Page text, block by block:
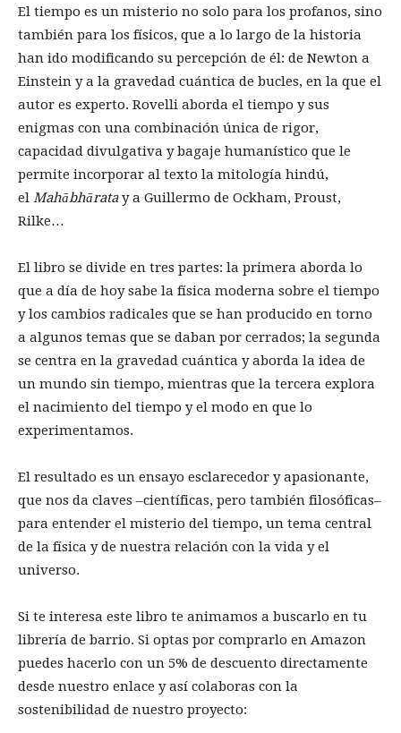
El tiempo es un misterio no solo para los profanos, sino
también para los físicos, que a lo largo de la historia
han ido modificando su percepción de él: de Newton a
Einstein y a la gravedad cuántica de bucles, en la que el
autor es experto. Rovelli aborda el tiempo y sus
enigmas con una combinación única de rigor,
capacidad divulgativa y bagaje humanístico que le
permite incorporar al texto la mitología hindú,
el Mahābhāratay a Guillermo de Ockham, Proust,
Rilke…
El libro se divide en tres partes: la primera aborda lo
que a día de hoy sabe la física moderna sobre el tiempo
y los cambios radicales que se han producido en torno
a algunos temas que se daban por cerrados; la segunda
se centra en la gravedad cuántica y aborda la idea de
un mundo sin tiempo, mientras que la tercera explora
el nacimiento del tiempo y el modo en que lo
experimentamos.
El resultado es un ensayo esclarecedor y apasionante,
que nos da claves –científicas, pero también filosóficas–
para entender el misterio del tiempo, un tema central
de la física y de nuestra relación con la vida y el
universo.
Si te interesa este libro te animamos a buscarlo en tu
librería de barrio. Si optas por comprarlo en Amazon
puedes hacerlo con un 5% de descuento directamente
desde nuestro enlace y así colaboras con la
sostenibilidad de nuestro proyecto: